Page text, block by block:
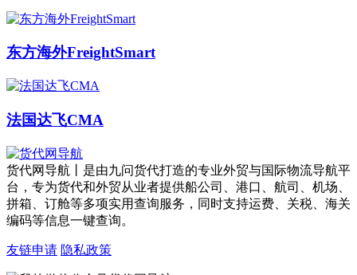
东方海外FreightSmart
法国达飞CMA
货代网导航丨是由九问货代打造的专业外贸与国际物流导航平
台，专为货代和外贸从业者提供船公司、港口、航司、机场、
拼箱、订舱等多项实用查询服务，同时支持运费、关税、海关
编码等信息一键查询。
友链申请 隐私政策